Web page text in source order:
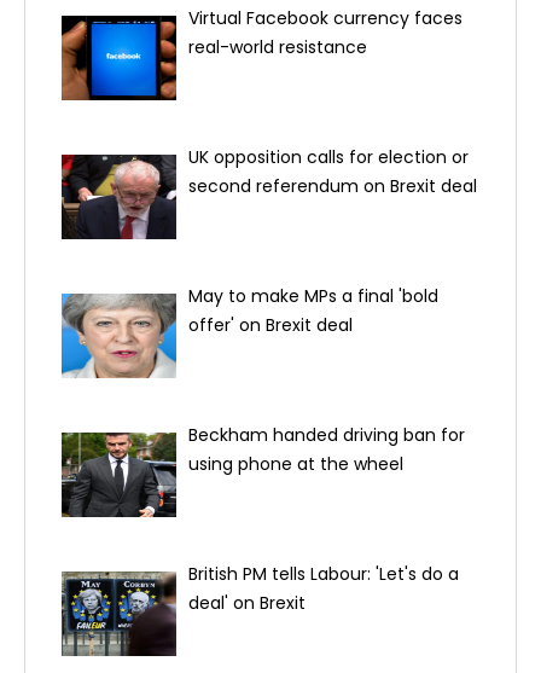
Virtual Facebook currency faces
real-world resistance
UK opposition calls for election or
second referendum on Brexit deal
May to make MPs a final 'bold
offer' on Brexit deal
Beckham handed driving ban for
using phone at the wheel
British PM tells Labour: 'Let's do a
deal' on Brexit